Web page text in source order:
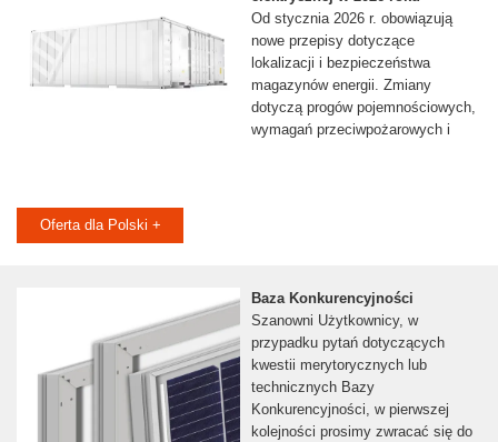
Od stycznia 2026 r. obowiązują
nowe przepisy dotyczące
lokalizacji i bezpieczeństwa
magazynów energii. Zmiany
dotyczą progów pojemnościowych,
wymagań przeciwpożarowych i
Oferta dla Polski +
Baza Konkurencyjności
Szanowni Użytkownicy, w
przypadku pytań dotyczących
kwestii merytorycznych lub
technicznych Bazy
Konkurencyjności, w pierwszej
kolejności prosimy zwracać się do